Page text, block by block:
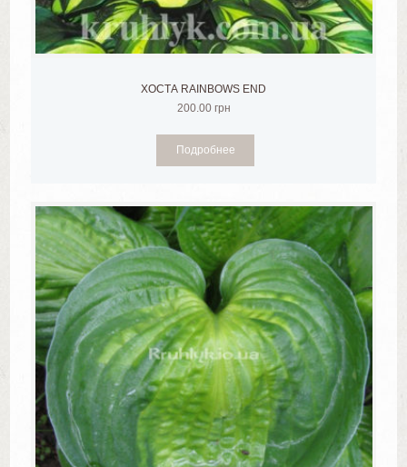
ХОСТА RAINBOWS END
200.00 грн
Подробнее